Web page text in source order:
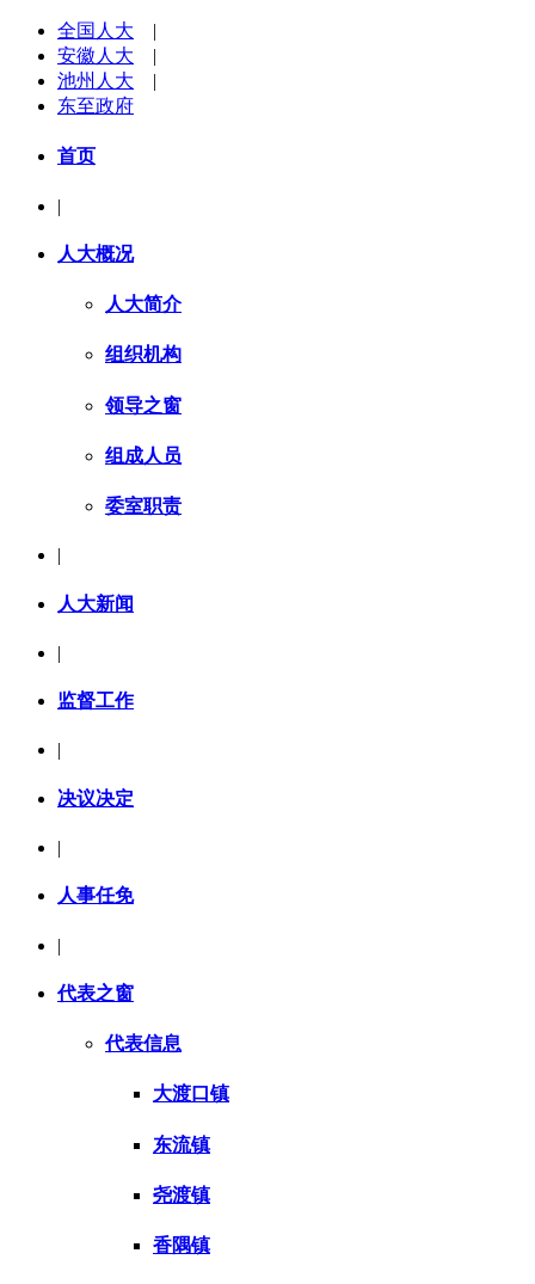
全国人大 |
安徽人大 |
池州人大 |
东至政府
首页
|
人大概况
人大简介
组织机构
领导之窗
组成人员
委室职责
|
人大新闻
|
监督工作
决议决定
|
人事任免
|
代表之窗
代表信息
大渡口镇
东流镇
尧渡镇
香隅镇